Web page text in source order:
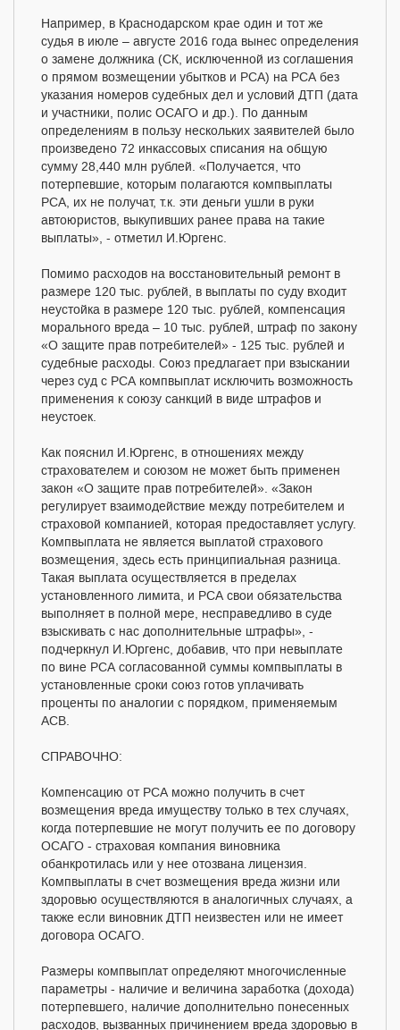
Например, в Краснодарском крае один и тот же
судья в июле – августе 2016 года вынес определения
о замене должника (СК, исключенной из соглашения
о прямом возмещении убытков и РСА) на РСА без
указания номеров судебных дел и условий ДТП (дата
и участники, полис ОСАГО и др.). По данным
определениям в пользу нескольких заявителей было
произведено 72 инкассовых списания на общую
сумму 28,440 млн рублей. «Получается, что
потерпевшие, которым полагаются компвыплаты
РСА, их не получат, т.к. эти деньги ушли в руки
автоюристов, выкупивших ранее права на такие
выплаты», - отметил И.Юргенс.
Помимо расходов на восстановительный ремонт в
размере 120 тыс. рублей, в выплаты по суду входит
неустойка в размере 120 тыс. рублей, компенсация
морального вреда – 10 тыс. рублей, штраф по закону
«О защите прав потребителей» - 125 тыс. рублей и
судебные расходы. Союз предлагает при взыскании
через суд с РСА компвыплат исключить возможность
применения к союзу санкций в виде штрафов и
неустоек.
Как пояснил И.Юргенс, в отношениях между
страхователем и союзом не может быть применен
закон «О защите прав потребителей». «Закон
регулирует взаимодействие между потребителем и
страховой компанией, которая предоставляет услугу.
Компвыплата не является выплатой страхового
возмещения, здесь есть принципиальная разница.
Такая выплата осуществляется в пределах
установленного лимита, и РСА свои обязательства
выполняет в полной мере, несправедливо в суде
взыскивать с нас дополнительные штрафы», -
подчеркнул И.Юргенс, добавив, что при невыплате
по вине РСА согласованной суммы компвыплаты в
установленные сроки союз готов уплачивать
проценты по аналогии с порядком, применяемым
АСВ.
СПРАВОЧНО:
Компенсацию от РСА можно получить в счет
возмещения вреда имуществу только в тех случаях,
когда потерпевшие не могут получить ее по договору
ОСАГО - страховая компания виновника
обанкротилась или у нее отозвана лицензия.
Компвыплаты в счет возмещения вреда жизни или
здоровью осуществляются в аналогичных случаях, а
также если виновник ДТП неизвестен или не имеет
договора ОСАГО.
Размеры компвыплат определяют многочисленные
параметры - наличие и величина заработка (дохода)
потерпевшего, наличие дополнительно понесенных
расходов, вызванных причинением вреда здоровью в